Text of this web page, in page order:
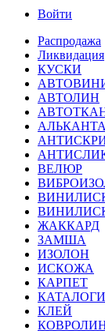
Войти
Распродажа
Ликвидация
КУСКИ
АВТОЛИН
ВЕЛЮР
ЖАККАРД
ЗАМША
ИЗОЛОН
ИСКОЖА
КАРПЕТ
КАТАЛОГИ
КЛЕЙ